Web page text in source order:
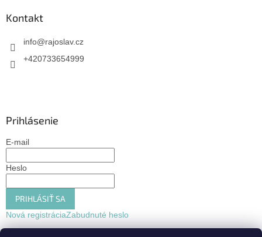
Kontakt
info@rajoslav.cz
+420733654999
Prihlásenie
E-mail
Heslo
PRIHLÁSIŤ SA
Nová registráciaZabudnuté heslo